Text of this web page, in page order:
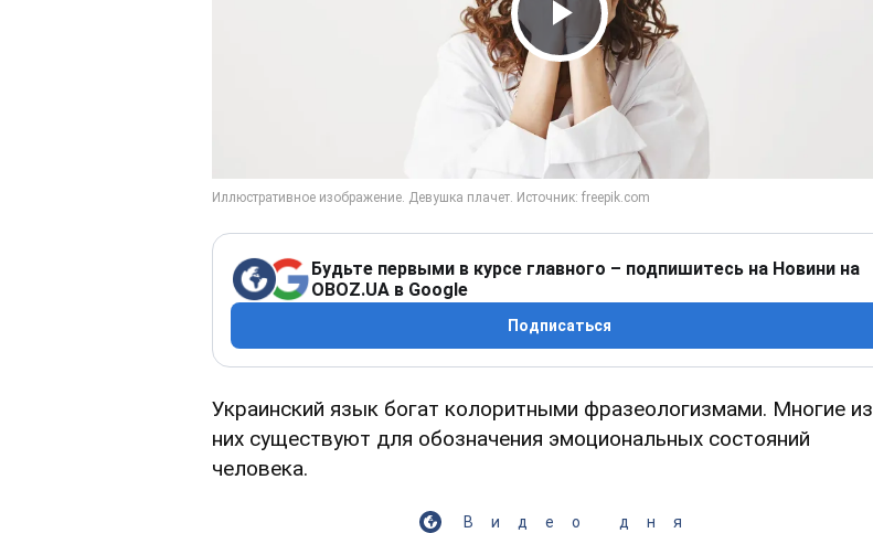
Play Video
Будьте первыми в курсе главного – подпишитесь на Новини на
OBOZ.UA в Google
Подписаться
Украинский язык богат колоритными фразеологизмами. Многие из
них существуют для обозначения эмоциональных состояний
человека.
Видео дня